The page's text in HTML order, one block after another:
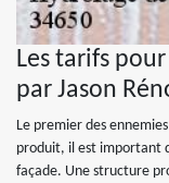
Les tarifs
par Jason
Le premier des
produit, il est important
façade. Une structure